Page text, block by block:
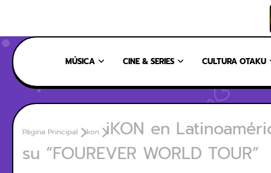
MÚSICA CINE & SERIES CULTURA OTAKU
Página Principal ikon
iKON en
su “FOUREVER WORLD TOUR”